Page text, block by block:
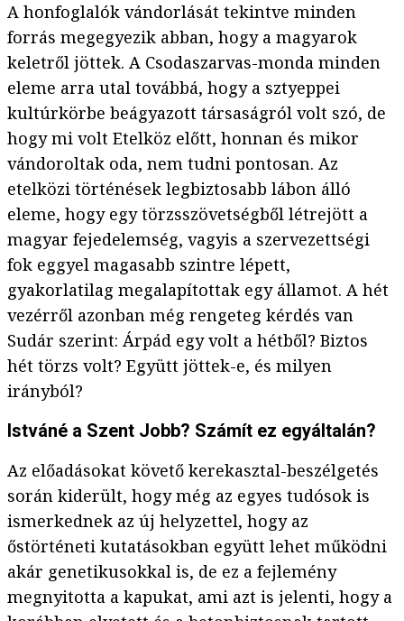
A honfoglalók vándorlását tekintve minden
forrás megegyezik abban, hogy a magyarok
keletről jöttek. A Csodaszarvas-monda minden
eleme arra utal továbbá, hogy a sztyeppei
kultúrkörbe beágyazott társaságról volt szó, de
hogy mi volt Etelköz előtt, honnan és mikor
vándoroltak oda, nem tudni pontosan. Az
etelközi történések legbiztosabb lábon álló
eleme, hogy egy törzsszövetségből létrejött a
magyar fejedelemség, vagyis a szervezettségi
fok eggyel magasabb szintre lépett,
gyakorlatilag megalapítottak egy államot. A hét
vezérről azonban még rengeteg kérdés van
Sudár szerint: Árpád egy volt a hétből? Biztos
hét törzs volt? Együtt jöttek-e, és milyen
irányból?
Istváné a Szent Jobb? Számít ez egyáltalán?
Az előadásokat követő kerekasztal-beszélgetés
során kiderült, hogy még az egyes tudósok is
ismerkednek az új helyzettel, hogy az
őstörténeti kutatásokban együtt lehet működni
akár genetikusokkal is, de ez a fejlemény
megnyitotta a kapukat, ami azt is jelenti, hogy a